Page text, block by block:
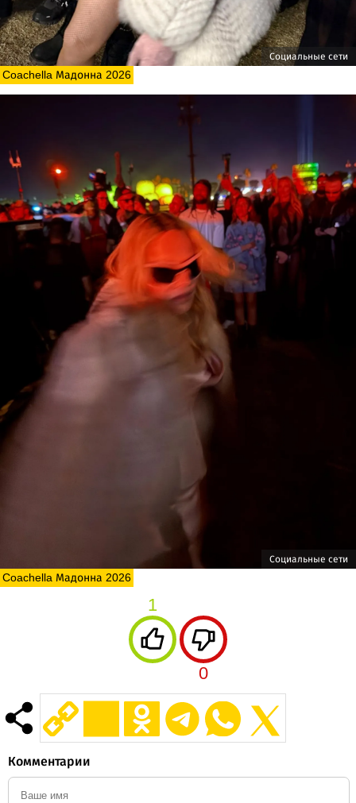
Социальные сети
Coachella Мадонна 2026
Социальные сети
Coachella Мадонна 2026
1
0
Комментарии